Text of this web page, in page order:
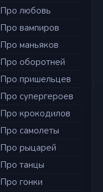
Про любовь
Про вампиров
Про маньяков
Про оборотней
Про пришельцев
Про супергероев
Про крокодилов
Про самолеты
Про рыцарей
Про танцы
Про гонки